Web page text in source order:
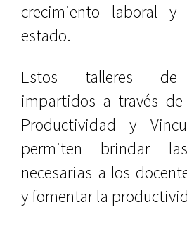
crecimiento laboral y
estado.
Estos talleres de
impartidos a través
Productividad y
permiten brindar
necesarias a los
y fomentar la